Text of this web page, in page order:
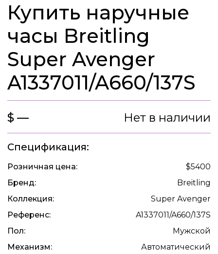
Купить наручные
часы Breitling
Super Avenger
A1337011/A660/137S
$ — Нет в наличии
Спецификация:
Розничная цена:
$5400
Бренд:
Breitling
Коллекция:
Super Avenger
Референс:
A1337011/A660/137S
Пол:
Мужской
Механизм:
Автоматический